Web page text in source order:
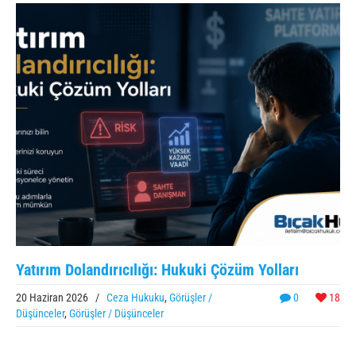
Yatırım Dolandırıcılığı: Hukuki Çözüm Yolları
0 18
20 Haziran 2026 / Ceza Hukuku, Görüşler /
Düşünceler, Görüşler / Düşünceler